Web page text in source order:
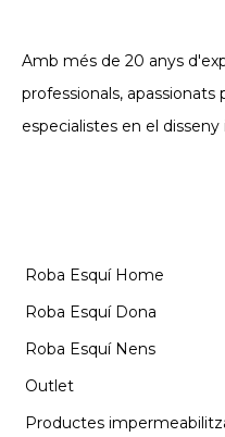
Amb més de 20 anys
professionals, apassionats
especialistes en el
Roba Esquí Home
Roba Esquí Dona
Roba Esquí Nens
Outlet
Productes